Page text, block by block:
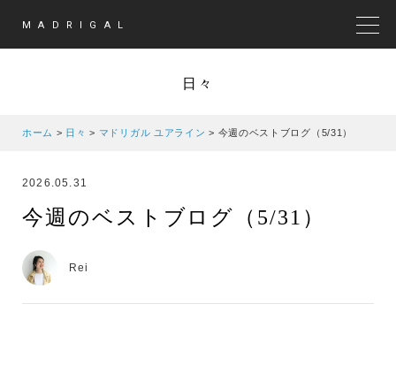
MADRIGAL
日々
ホーム > 日々 > マドリガル ユアライン > 今週のベストブログ（5/31）
2026.05.31
今週のベストブログ（5/31）
Rei